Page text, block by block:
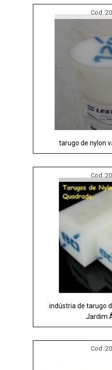
Cod.:
tarugo de nylon
Cod.:
indústria de tarugo
Jardim
Cod.: